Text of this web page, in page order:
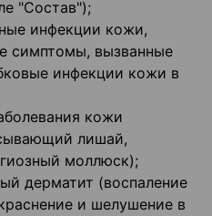
"Состав");
инфекции кожи,
симптомы, вызванные
инфекции кожи в
кожи
лишай,
моллюск);
дерматит (воспаление
и шелушение в